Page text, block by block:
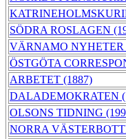
SÖDRA ROSLAGEN
VÄRNAMO NYHETER
ÖSTGÖTA
ARBETET (1887)
DALADEMOKRATEN
OLSONS TIDNING
NORRA